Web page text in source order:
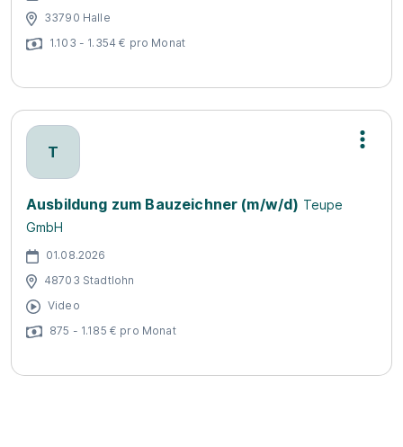
33790 Halle
1.103 - 1.354 € pro Monat
T
Ausbildung zum Bauzeichner (m/w/d) Teupe
GmbH
01.08.2026
48703 Stadtlohn
Video
875 - 1.185 € pro Monat